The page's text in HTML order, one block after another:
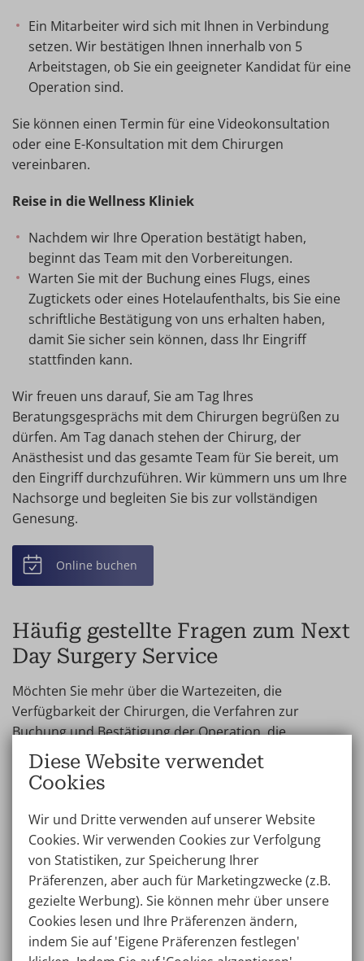
Ein Mitarbeiter wird sich mit Ihnen in Verbindung
setzen. Wir bestätigen Ihnen innerhalb von 5
Arbeitstagen, ob Sie ein geeigneter Kandidat für eine
Operation sind.
Sie können einen Termin für eine Videokonsultation
oder eine E-Konsultation mit dem Chirurgen
vereinbaren.
Reise in die Wellness Kliniek
Nachdem wir Ihre Operation bestätigt haben,
beginnt das Team mit den Vorbereitungen.
Warten Sie mit der Buchung eines Flugs, eines
Zugtickets oder eines Hotelaufenthalts, bis Sie eine
schriftliche Bestätigung von uns erhalten haben,
damit Sie sicher sein können, dass Ihr Eingriff
stattfinden kann.
Wir freuen uns darauf, Sie am Tag Ihres
Beratungsgesprächs mit dem Chirurgen begrüßen zu
dürfen. Am Tag danach stehen der Chirurg, der
Anästhesist und das gesamte Team für Sie bereit, um
den Eingriff durchzuführen. Wir kümmern uns um Ihre
Nachsorge und begleiten Sie bis zur vollständigen
Genesung.
Online buchen
Häufig gestellte Fragen zum Next
Day Surgery Service
Möchten Sie mehr über die Wartezeiten, die
Verfügbarkeit der Chirurgen, die Verfahren zur
Buchung und Bestätigung der Operation, die
Nachsorge oder die Stornierungsbedingungen
erfahren? Lesen Sie die folgenden häufig gestellten
Fragen. Wenn Ihre Frage nicht dabei ist, kontaktieren
Sie uns! Wir sind gerne für Sie da.
Wie lange ist die Wartezeit für einen Next Day
Surgery-Termin?
Wir tun unser Bestes, um die Wartezeiten für Ihre
Next Day Konsultation & Operation so kurz wie
Wie buche ich eine E-Konsultation mit dem
Diese Website verwendet
Cookies
Wir und Dritte verwenden auf unserer Website
Cookies. Wir verwenden Cookies zur Verfolgung
von Statistiken, zur Speicherung Ihrer
Präferenzen, aber auch für Marketingzwecke (z.B.
gezielte Werbung). Sie können mehr über unsere
Cookies lesen und Ihre Präferenzen ändern,
indem Sie auf 'Eigene Präferenzen festlegen'